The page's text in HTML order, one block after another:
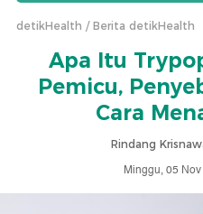
detikHealth Berita detikHealth
Apa Itu
Pemicu,
Cara
Rindang
Minggu, 05